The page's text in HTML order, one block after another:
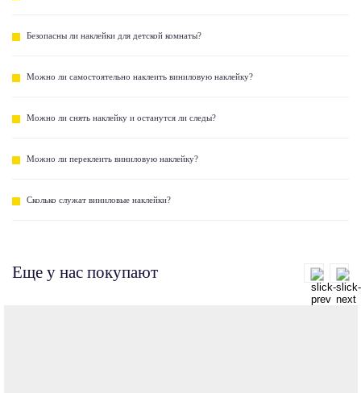
Безопасны ли наклейки для детской комнаты?
Можно ли самостоятельно наклеить виниловую наклейку?
Можно ли снять наклейку и останутся ли следы?
Можно ли переклеить виниловую наклейку?
Сколько служат виниловые наклейки?
Еще у нас покупают